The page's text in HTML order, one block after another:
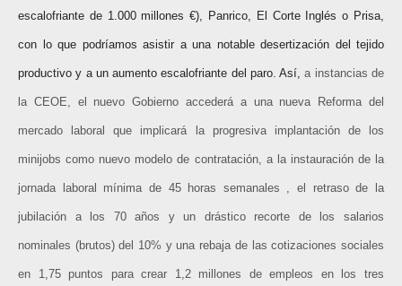
escalofriante de 1.000 millones €), Panrico, El Corte Inglés o Prisa,
con lo que podríamos asistir a una notable desertización del tejido
productivo y a un aumento escalofriante del paro. Así,a instancias de
la CEOE, el nuevo Gobierno accederá a una nueva Reforma del
mercado laboral que implicará la progresiva implantación de los
minijobs como nuevo modelo de contratación, a la instauración de la
jornada laboral mínima de 45 horas semanales , el retraso de la
jubilación a los 70 años y un drástico recorte de los salarios
nominales (brutos) del 10% y una rebaja de las cotizaciones sociales
en 1,75 puntos para crear 1,2 millones de empleos en los tres